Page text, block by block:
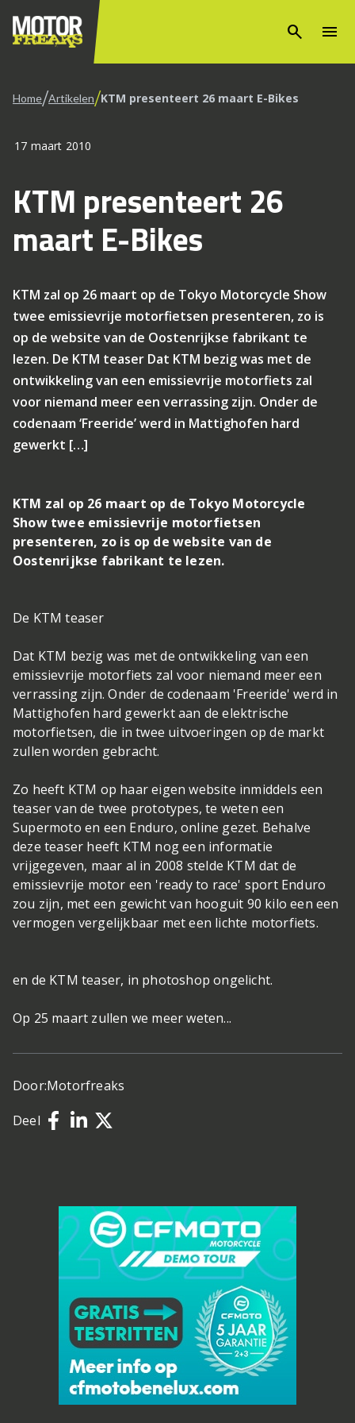
search menu
Home/Artikelen/KTM presenteert 26 maart E-Bikes
17 maart 2010
KTM presenteert 26
maart E-Bikes
KTM zal op 26 maart op de Tokyo Motorcycle Show
twee emissievrije motorfietsen presenteren, zo is
op de website van de Oostenrijkse fabrikant te
lezen. De KTM teaser Dat KTM bezig was met de
ontwikkeling van een emissievrije motorfiets zal
voor niemand meer een verrassing zijn. Onder de
codenaam ‘Freeride’ werd in Mattighofen hard
gewerkt […]
KTM zal op 26 maart op de Tokyo Motorcycle
Show twee emissievrije motorfietsen
presenteren, zo is op de website van de
Oostenrijkse fabrikant te lezen.
De KTM teaser
Dat KTM bezig was met de ontwikkeling van een
emissievrije motorfiets zal voor niemand meer een
verrassing zijn. Onder de codenaam 'Freeride' werd in
Mattighofen hard gewerkt aan de elektrische
motorfietsen, die in twee uitvoeringen op de markt
zullen worden gebracht.
Zo heeft KTM op haar eigen website inmiddels een
teaser van de twee prototypes, te weten een
Supermoto en een Enduro, online gezet. Behalve
deze teaser heeft KTM nog een informatie
vrijgegeven, maar al in 2008 stelde KTM dat de
emissievrije motor een 'ready to race' sport Enduro
zou zijn, met een gewicht van hooguit 90 kilo een een
vermogen vergelijkbaar met een lichte motorfiets.
en de KTM teaser, in photoshop ongelicht.
Op 25 maart zullen we meer weten...
Door:Motorfreaks
Deel